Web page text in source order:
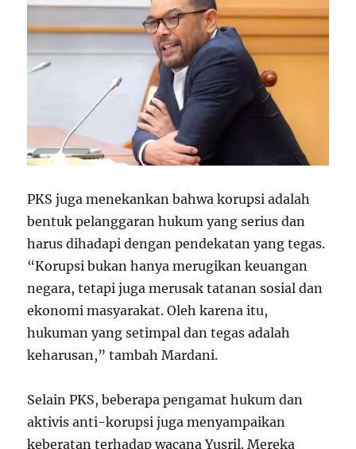
PKS juga menekankan bahwa korupsi adalah
bentuk pelanggaran hukum yang serius dan
harus dihadapi dengan pendekatan yang tegas.
“Korupsi bukan hanya merugikan keuangan
negara, tetapi juga merusak tatanan sosial dan
ekonomi masyarakat. Oleh karena itu,
hukuman yang setimpal dan tegas adalah
keharusan,” tambah Mardani.
Selain PKS, beberapa pengamat hukum dan
aktivis anti-korupsi juga menyampaikan
keberatan terhadap wacana Yusril. Mereka